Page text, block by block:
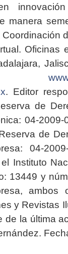
manera
Oficinas
. Editor
de
04-2009-
de
04-2009-
Instituto
13449 y
ambos
y Revistas
de la última